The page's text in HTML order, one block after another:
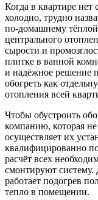
Когда в квартире нет
холодно, трудно
по-домашнему
центрального
сырости и
плитке в ванной
и надёжное решение
обогреть как
отопления всей
Чтобы обустроить
компанию, которая
осуществляет их
квалифицированно
расчёт всех
смонтируют систему.
работает подогрев
тепло в помещении.